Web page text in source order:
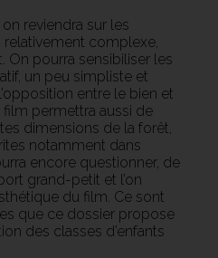
reviendra sur les
relativement complexe,
On pourra sensibiliser les
un peu simpliste et
entre le bien et
film permettra aussi de
dimensions de la forêt,
notamment dans
encore questionner, de
grand-petit et l’on
du film. Ce sont
que ce dossier propose
des classes d’enfants